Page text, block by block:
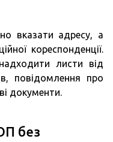
вказати адресу, а
кореспонденції.
листи від
повідомлення про
документи.
без